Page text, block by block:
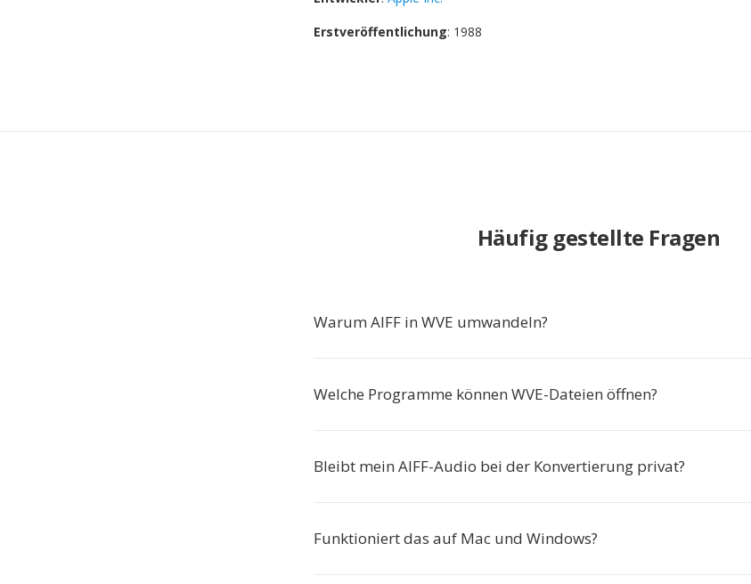
Erstveröffentlichung: 1988
Häufig gestellte Fragen
Warum AIFF in WVE umwandeln?
Welche Programme können WVE-Dateien öffnen?
Bleibt mein AIFF-Audio bei der Konvertierung privat?
Funktioniert das auf Mac und Windows?